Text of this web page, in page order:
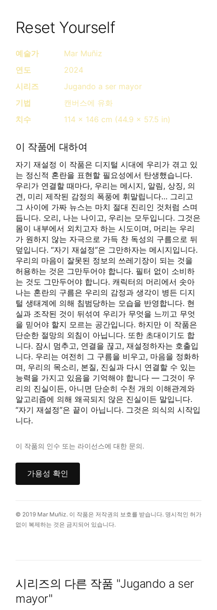
Reset Yourself
예술가
Mar Muñiz
연도
2024
시리즈
Jugando a ser mayor
기법
캔버스에 유화
치수
114 x 146 cm (44.9 x 57.5 in)
이 작품에 대하여
자기 재설정 이 작품은 디지털 시대에 우리가 겪고 있
는 정신적 혼란을 표현할 필요성에서 탄생했습니다.
우리가 연결할 때마다, 우리는 메시지, 알림, 상징, 의
견, 미리 제작된 감정의 폭풍에 휘말립니다… 그리고
그 사이에 가짜 뉴스는 마치 절대 진리인 것처럼 스며
듭니다. 오리, 나는 나이고, 우리는 모두입니다. 그것은
몸이 내부에서 외치고자 하는 시도이며, 머리는 우리
가 원하지 않는 자극으로 가득 찬 독성의 구름으로 뒤
덮입니다. “자기 재설정”은 그만하자는 메시지입니다.
우리의 마음이 잘못된 정보의 쓰레기장이 되는 것을
허용하는 것은 그만두어야 합니다. 필터 없이 소비하
는 것도 그만두어야 합니다. 캐릭터의 머리에서 솟아
나는 혼란의 구름은 우리의 감정과 생각이 병든 디지
털 생태계에 의해 침범당하는 모습을 반영합니다. 현
실과 조작된 것이 뒤섞여 우리가 무엇을 느끼고 무엇
을 믿어야 할지 모르는 공간입니다. 하지만 이 작품은
단순한 절망의 외침이 아닙니다. 또한 초대이기도 합
니다. 잠시 멈추고, 연결을 끊고, 재설정하자는 호출입
니다. 우리는 여전히 그 구름을 비우고, 마음을 정화하
며, 우리의 목소리, 본질, 진실과 다시 연결할 수 있는
능력을 가지고 있음을 기억해야 합니다 — 그것이 우
리의 진실이든, 아니면 단순히 수천 개의 이해관계와
알고리즘에 의해 왜곡되지 않은 진실이든 말입니다.
“자기 재설정”은 끝이 아닙니다. 그것은 의식의 시작입
니다.
이 작품의 인수 또는 라이선스에 대한 문의.
가용성 확인
© 2019 Mar Muñiz. 이 작품은 저작권의 보호를 받습니다. 명시적인 허가
없이 복제하는 것은 금지되어 있습니다.
시리즈의 다른 작품 "Jugando a ser
mayor"